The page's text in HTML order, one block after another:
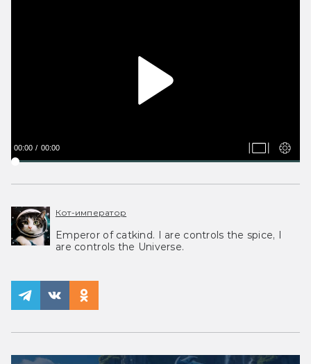
00:00 00:00
Кот-император
Emperor of catkind. I are controls the spice, I
are controls the Universe.